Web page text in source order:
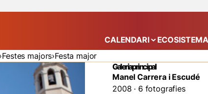
CALENDARI Mostra el
ECOSISTEMA
Festes majors Festa major
Galeria principal
Manel Carrera i Escudé
2008 · 6 fotografies